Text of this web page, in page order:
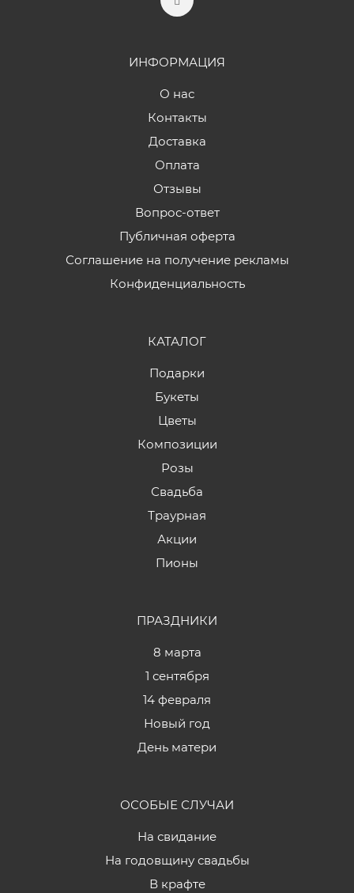
ИНФОРМАЦИЯ
О нас
Контакты
Доставка
Оплата
Отзывы
Вопрос-ответ
Публичная оферта
Соглашение на получение рекламы
Конфиденциальность
КАТАЛОГ
Подарки
Букеты
Цветы
Композиции
Розы
Свадьба
Траурная
Акции
Пионы
ПРАЗДНИКИ
8 марта
1 сентября
14 февраля
Новый год
День матери
ОСОБЫЕ СЛУЧАИ
На свидание
На годовщину свадьбы
В крафте